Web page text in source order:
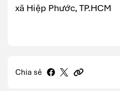
xã Hiệp Phước, TP.HCM
Chia sẻ